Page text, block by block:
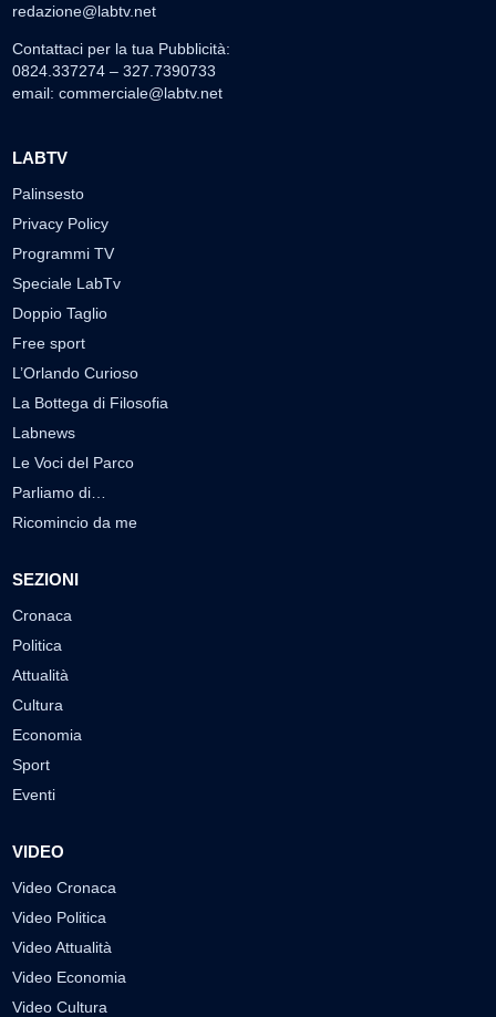
redazione@labtv.net
Contattaci per la tua Pubblicità:
0824.337274 – 327.7390733
email: commerciale@labtv.net
LABTV
Palinsesto
Privacy Policy
Programmi TV
Speciale LabTv
Doppio Taglio
Free sport
L’Orlando Curioso
La Bottega di Filosofia
Labnews
Le Voci del Parco
Parliamo di…
Ricomincio da me
SEZIONI
Cronaca
Politica
Attualità
Cultura
Economia
Sport
Eventi
VIDEO
Video Cronaca
Video Politica
Video Attualità
Video Economia
Video Cultura